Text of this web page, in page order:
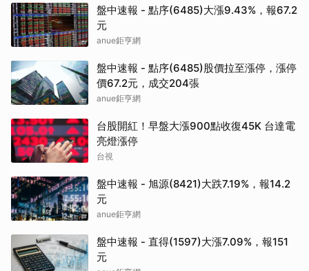
盤中速報 - 點序(6485)大漲9.43%，報67.2
元
anue鉅亨網
盤中速報 - 點序(6485)股價拉至漲停，漲停
價67.2元，成交204張
anue鉅亨網
台股開紅！早盤大漲900點收復45K 台達電
亮燈漲停
台視
盤中速報 - 旭源(8421)大跌7.19%，報14.2
元
anue鉅亨網
盤中速報 - 直得(1597)大漲7.09%，報151
元